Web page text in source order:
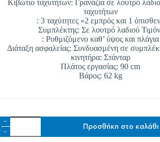
Αποστολή
Κιβώτιο ταχυτήτων: Γρανάζια σε λουτρό
ταχυτήτων
: 3 ταχύτητες «2 εμπρός και 1
Συμπλέκτης: Σε λουτρό λαδιού
: Ρυθμιζόμενο καθ’ ύψος και πλάγια
Διάταξη ασφαλείας: Συνδυασμένη σε
κινητήρα: Στάνταρ
Πλάτος εργασίας: 90 cm
Βάρος: 62 kg
BARBIERI
MTZ
65
Προσθήκη στο καλάθι